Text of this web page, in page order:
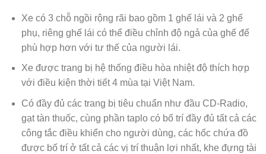
Xe có 3 chỗ ngồi rộng rãi bao gồm 1 ghế lái và 2 ghế
phụ, riêng ghế lái có thể điều chỉnh độ ngả của ghế để
phù hợp hơn với tư thế của người lái.
Xe được trang bị hệ thống điều hòa nhiệt độ thích hợp
với điều kiện thời tiết 4 mùa tại Việt Nam.
Có đầy đủ các trang bị tiêu chuẩn như đầu CD-Radio,
gạt tàn thuốc, cùng phần taplo có bố trí đầy đủ tất cả các
công tắc điều khiển cho người dùng, các hốc chứa đồ
được bố trí ở tất cả các vị trí thuận lợi nhất, khe đựng tài